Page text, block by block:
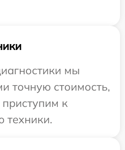
мы
точную стоимость,
к
техники.